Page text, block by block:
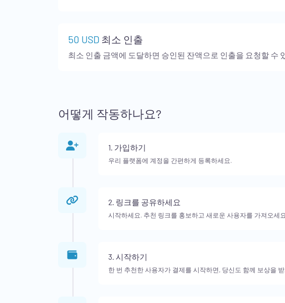
50 USD 최소 인출
최소 인출 금액에 도달하면 승인된 잔액으로 인출을 요청할 수
어떻게 작동하나요?
1. 가입하기
우리 플랫폼에 계정을 간편하게 등록하세요.
2. 링크를 공유하세요
시작하세요. 추천 링크를 홍보하고 새로운 사용자를 가져오세
3. 시작하기
한 번 추천한 사용자가 결제를 시작하면, 당신도 함께 보상을